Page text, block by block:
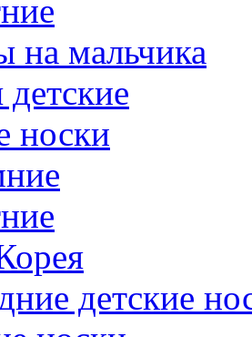
на мальчика
носки
детские